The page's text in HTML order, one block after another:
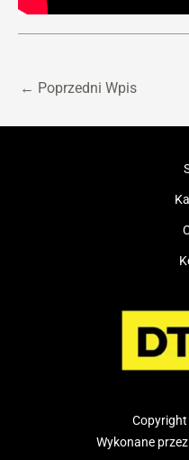
← Poprzedni Wpis
Wykonane przez